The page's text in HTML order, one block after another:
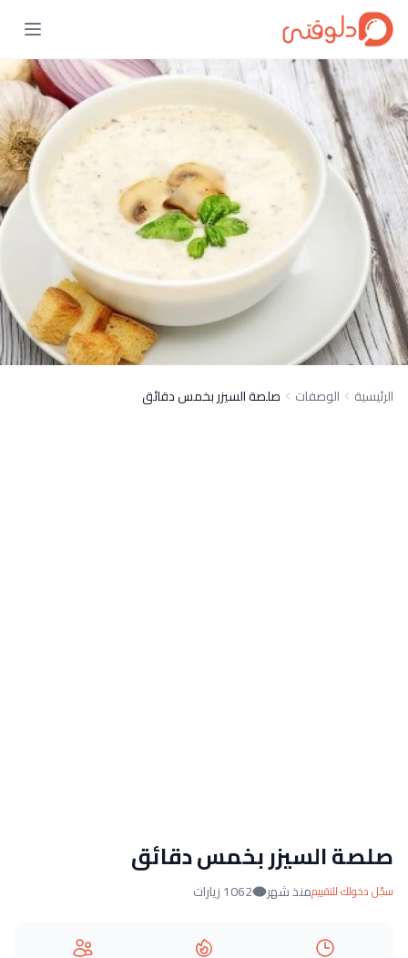
الرئيسية الوصفات صلصة السيزر بخمس دقائق
صلصة السيزر بخمس دقائق
سجّل دخولك للتقييممنذ شهر 1062 زيارات